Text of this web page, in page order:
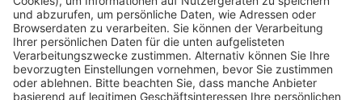
Pässe und Vereinswechsel
Trainerausbildung
Schulungsangebot Vereinsmitarbeiter
BFV-Geschäftsstellen